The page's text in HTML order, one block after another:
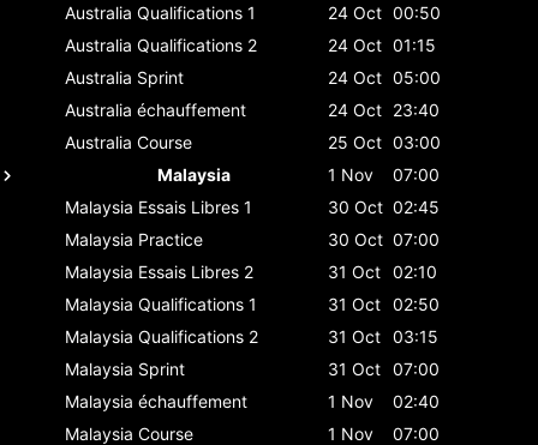
Australia Qualifications 1 24 Oct 00:50
Australia Qualifications 2 24 Oct 01:15
Australia Sprint 24 Oct 05:00
Australia échauffement 24 Oct 23:40
Australia Course 25 Oct 03:00
Malaysia
1 Nov
07:00
Malaysia Essais Libres 1 30 Oct 02:45
Malaysia Practice 30 Oct 07:00
Malaysia Essais Libres 2 31 Oct 02:10
Malaysia Qualifications 1 31 Oct 02:50
Malaysia Qualifications 2 31 Oct 03:15
Malaysia Sprint 31 Oct 07:00
Malaysia échauffement 1 Nov
02:40
Malaysia Course 1 Nov
07:00